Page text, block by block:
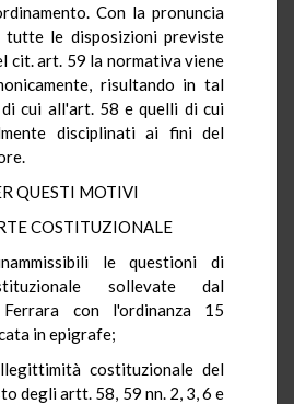
Con la pronuncia
le disposizioni previste
cit. art. 59 la normativa viene
risultando in tal
cui all'art. 58 e quelli di cui
disciplinati ai fini del
QUESTI MOTIVI
COSTITUZIONALE
le questioni di
sollevate dal
con l'ordinanza 15
in epigrafe;
costituzionale del
degli artt. 58, 59 nn. 2, 3, 6 e